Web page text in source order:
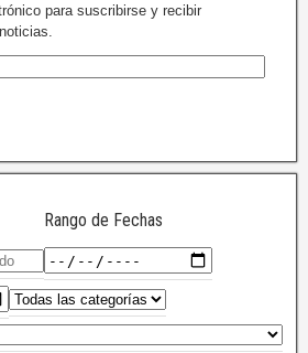
para suscribirse y recibir
Rango de Fechas